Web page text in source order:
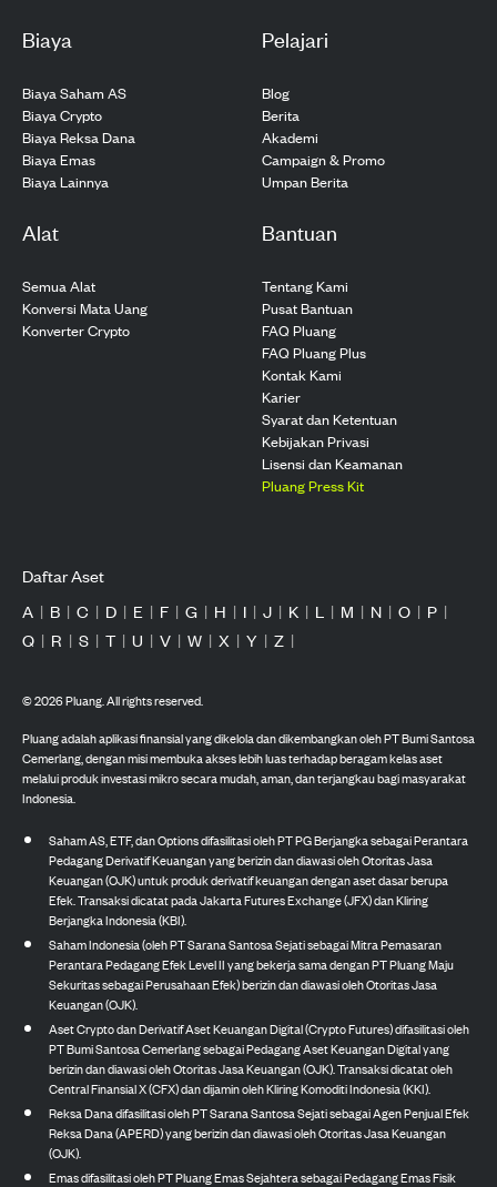
Biaya
Biaya Saham AS
Biaya Crypto
Biaya Reksa Dana
Biaya Emas
Biaya Lainnya
Pelajari
Blog
Berita
Akademi
Campaign & Promo
Umpan Berita
Alat
Semua Alat
Konversi Mata Uang
Konverter Crypto
Bantuan
Tentang Kami
Pusat Bantuan
FAQ Pluang
FAQ Pluang Plus
Kontak Kami
Karier
Syarat dan Ketentuan
Kebijakan Privasi
Lisensi dan Keamanan
Pluang Press Kit
Daftar Aset
A | B | C | D | E | F | G | H | I | J | K | L | M | N | O | P |
Q | R | S | T | U | V | W | X | Y | Z |
©2026Pluang. All rights reserved.
Pluang adalah aplikasi finansial yang dikelola dan dikembangkan oleh PT Bumi Santosa
Cemerlang, dengan misi membuka akses lebih luas terhadap beragam kelas aset
melalui produk investasi mikro secara mudah, aman, dan terjangkau bagi masyarakat
Indonesia.
Saham AS, ETF, dan Options difasilitasi oleh PT PG Berjangka sebagai Perantara
Pedagang Derivatif Keuangan yang berizin dan diawasi oleh Otoritas Jasa
Keuangan (OJK) untuk produk derivatif keuangan dengan aset dasar berupa
Efek. Transaksi dicatat pada Jakarta Futures Exchange (JFX) dan Kliring
Berjangka Indonesia (KBI).
Saham Indonesia (oleh PT Sarana Santosa Sejati sebagai Mitra Pemasaran
Perantara Pedagang Efek Level II yang bekerja sama dengan PT Pluang Maju
Sekuritas sebagai Perusahaan Efek) berizin dan diawasi oleh Otoritas Jasa
Keuangan (OJK).
Aset Crypto dan Derivatif Aset Keuangan Digital (Crypto Futures) difasilitasi oleh
PT Bumi Santosa Cemerlang sebagai Pedagang Aset Keuangan Digital yang
berizin dan diawasi oleh Otoritas Jasa Keuangan (OJK). Transaksi dicatat oleh
Central Finansial X (CFX) dan dijamin oleh Kliring Komoditi Indonesia (KKI).
Reksa Dana difasilitasi oleh PT Sarana Santosa Sejati sebagai Agen Penjual Efek
Reksa Dana (APERD) yang berizin dan diawasi oleh Otoritas Jasa Keuangan
(OJK).
Emas difasilitasi oleh PT Pluang Emas Sejahtera sebagai Pedagang Emas Fisik